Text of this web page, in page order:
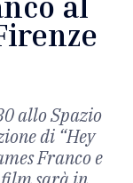
allo Spazio
di “Hey
Franco e